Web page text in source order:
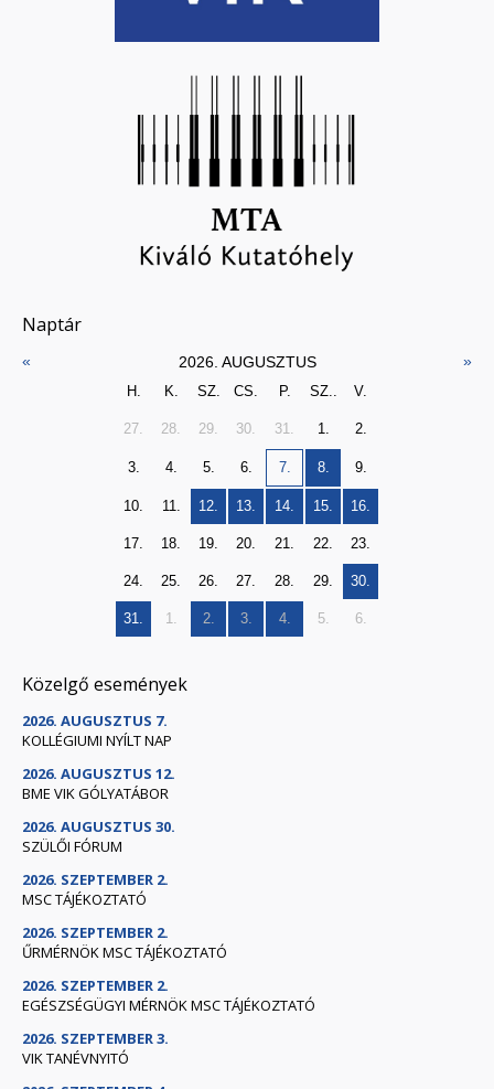
Naptár
« 2026. AUGUSZTUS »
H. K. SZ. CS. P. SZ.. V.
27. 28. 29. 30. 31. 1. 2.
3. 4. 5. 6. 7. 8. 9.
10. 11. 12. 13. 14. 15. 16.
17. 18. 19. 20. 21. 22. 23.
24. 25. 26. 27. 28. 29. 30.
31. 1. 2. 3. 4. 5. 6.
Közelgő események
2026. AUGUSZTUS 7.
KOLLÉGIUMI NYÍLT NAP
2026. AUGUSZTUS 12.
BME VIK GÓLYATÁBOR
2026. AUGUSZTUS 30.
SZÜLŐI FÓRUM
2026. SZEPTEMBER 2.
MSC TÁJÉKOZTATÓ
2026. SZEPTEMBER 2.
ŰRMÉRNÖK MSC TÁJÉKOZTATÓ
2026. SZEPTEMBER 2.
EGÉSZSÉGÜGYI MÉRNÖK MSC TÁJÉKOZTATÓ
2026. SZEPTEMBER 3.
VIK TANÉVNYITÓ